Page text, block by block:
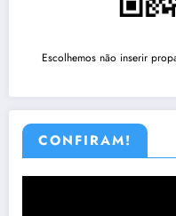
Escolhemos não inserir
CONFIRAM!